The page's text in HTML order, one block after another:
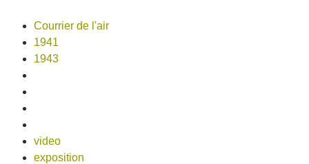
Courrier de l'air
1941
1943
video
exposition